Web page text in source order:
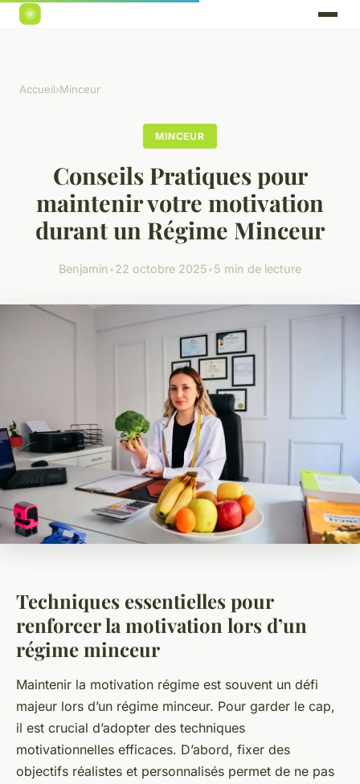
Accueil›Minceur
MINCEUR
Conseils Pratiques pour
maintenir votre motivation
durant un Régime Minceur
Benjamin•22 octobre 2025•5 min de lecture
Techniques essentielles pour
renforcer la motivation lors d’un
régime minceur
Maintenir la motivation régime est souvent un défi
majeur lors d’un régime minceur. Pour garder le cap,
il est crucial d’adopter des techniques
motivationnelles efficaces. D’abord, fixer des
objectifs réalistes et personnalisés permet de ne pas